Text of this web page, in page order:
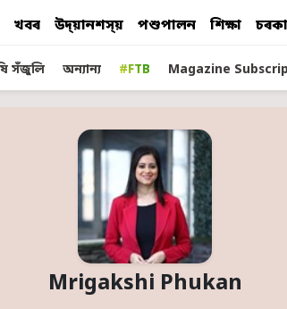
খবৰ উদ্য়ানশস্য় পশুপালন শিক্ষা
সঁজুলি অন্যান্য #FTB Magazine
Mrigakshi Phukan